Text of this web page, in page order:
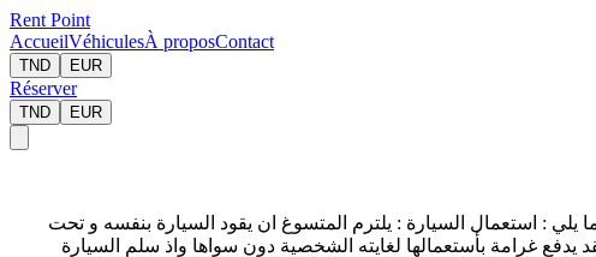
Rent Point
AccueilVéhiculesÀ proposContact
TND EUR
Réserver
TND EUR
يلي : استعمال السيارة : يلترم المتسوغ ان يقود السيارة بنفسه و تحت
غرامة بأستعمالها لغايته الشخصية دون سواها واذ سلم السيارة